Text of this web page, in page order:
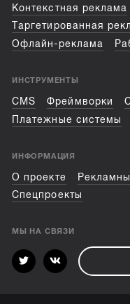
Контекстная реклама
Таргетированная
Офлайн-реклама
ИНСТРУМЕНТЫ
CMS Фреймворки
Платежные системы
ИНФОРМАЦИЯ
О проекте
Спецпроекты
МЫ НА СВЯЗИ